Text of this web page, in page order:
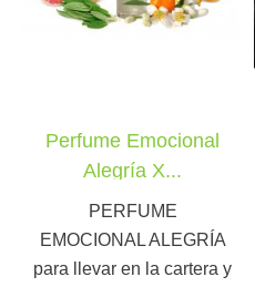
Perfume Emocional
Alegría X...
PERFUME
EMOCIONAL ALEGRÍA
para llevar en la cartera y